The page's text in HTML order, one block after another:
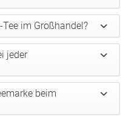
im Großhandel?
jeder
beim